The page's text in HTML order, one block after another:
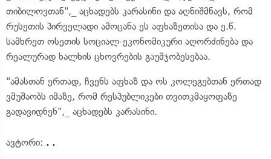
თიბილოვთან",_ აცხადებს კარასინი და აღნიშმნავს, რომ
რუსეთის პირველადი ამოცანა ეს აფხაზეთისა და ე.წ.
სამხრეთ ოსეთის სოციალ-ეკონომიკური აღორძინება და
რეალურად ხალხის ცხოვრების გაუმჯობესებაა.
"ამასთან ერთად, ჩვენს აფხაზ და ოს კოლეგებთან ერთად
ვმუშაობს იმაზე, რომ რესპუბლიკები თვითკმაყოფაზე
გადავიდნენ",_ აცხადებს კარასინი.
ავტორი: . .